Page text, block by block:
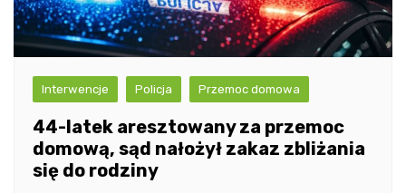
Interwencje Policja Przemoc domowa
44-latek aresztowany za przemoc
domową, sąd nałożył zakaz zbliżania
się do rodziny